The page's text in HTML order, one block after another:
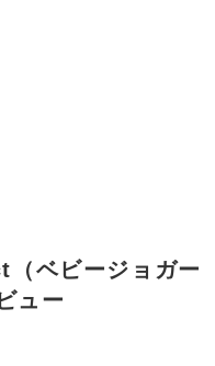
ベビージョガー
ュー